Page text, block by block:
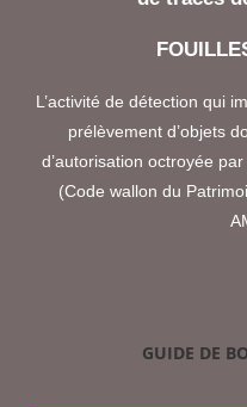
L’activité de détection qui
prélèvement d’objets
d’autorisation octroyée
(Code wallon du
GUIDE DE